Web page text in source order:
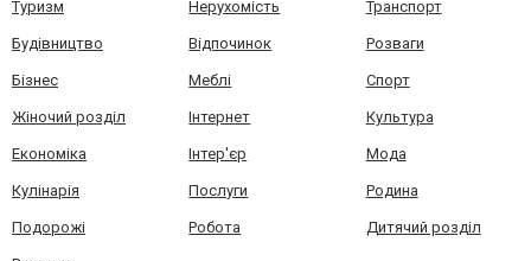
Туризм Нерухомість Транспорт
Будівництво Відпочинок Розваги
Бізнес Меблі Спорт
Жіночий розділ Інтернет Культура
Економіка Інтер'єр Мода
Кулінарія Послуги Родина
Подорожі Робота Дитячий розділ